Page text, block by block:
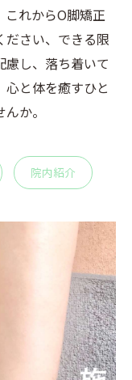
これからO脚矯正
ださい、できる限
慮し、落ち着いて
と体を癒すひと
か。
院内紹介